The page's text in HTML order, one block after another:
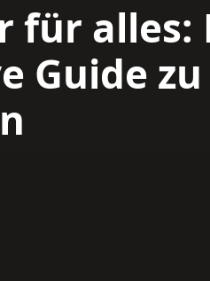
für alles:
Guide